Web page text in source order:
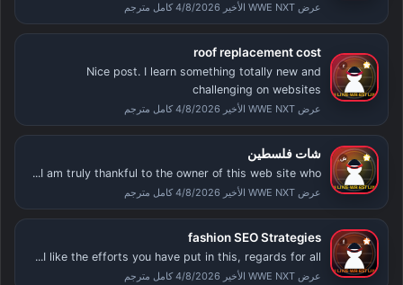
عرض WWE NXT الأخير 4/8/2026 كامل مترجم
roof replacement cost
Nice post. I learn something totally new and
challenging on websites
عرض WWE NXT الأخير 4/8/2026 كامل مترجم
شات فلسطين
I am truly thankful to the owner of this web site who...
عرض WWE NXT الأخير 4/8/2026 كامل مترجم
fashion SEO Strategies
I like the efforts you have put in this, regards for all...
عرض WWE NXT الأخير 4/8/2026 كامل مترجم